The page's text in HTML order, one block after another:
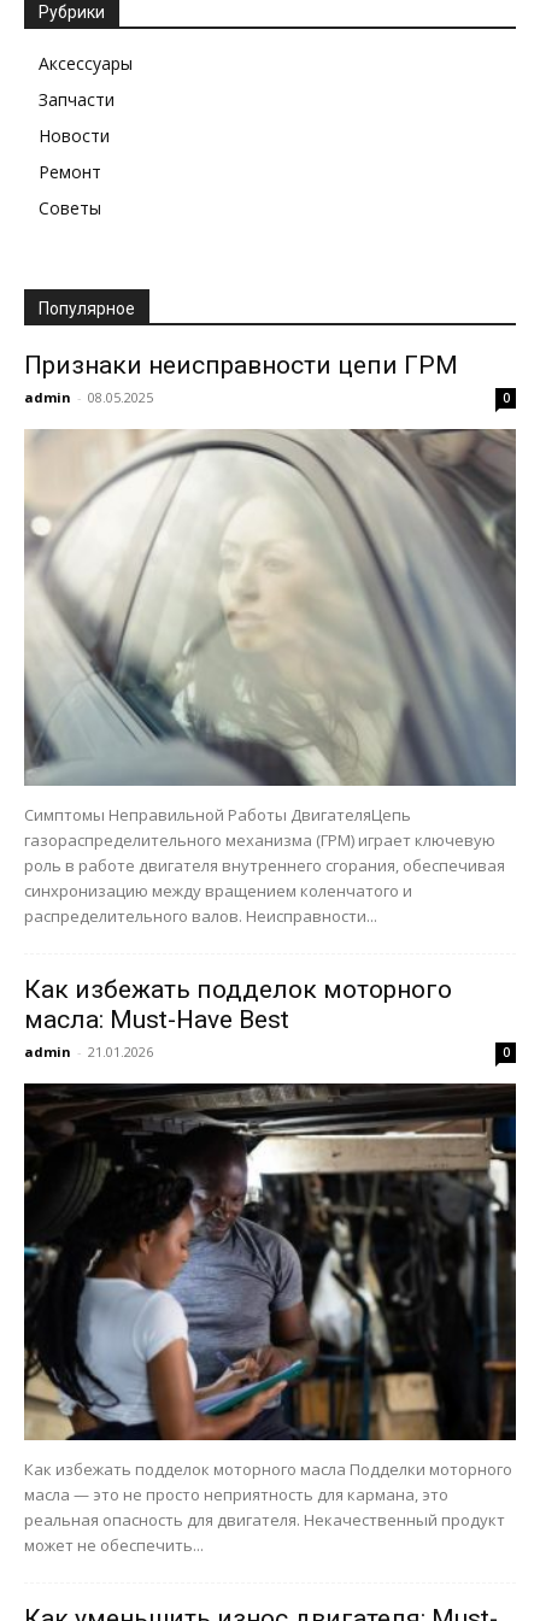
Рубрики
Аксессуары
Запчасти
Новости
Ремонт
Советы
Популярное
Признаки неисправности цепи ГРМ
admin - 08.05.2025 0
Симптомы Неправильной Работы ДвигателяЦепь
газораспределительного механизма (ГРМ) играет ключевую
роль в работе двигателя внутреннего сгорания, обеспечивая
синхронизацию между вращением коленчатого и
распределительного валов. Неисправности...
Как избежать подделок моторного
масла: Must-Have Best
admin - 21.01.2026 0
Как избежать подделок моторного масла Подделки моторного
масла — это не просто неприятность для кармана, это
реальная опасность для двигателя. Некачественный продукт
может не обеспечить...